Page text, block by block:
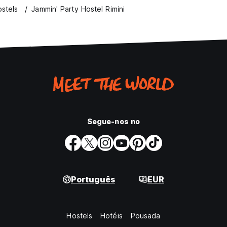
vamos pedir-lhe para
de cobrar a
do primeiro
cr?dito, se ele n?o
Jammin' Party Hostel Rimini
Segue-nos no
Português EUR
Hostels Hotéis Pousada